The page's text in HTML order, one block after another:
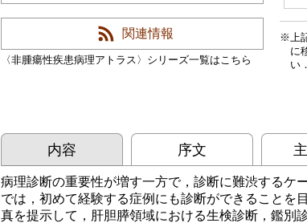
関連情報
〈非腫瘍性疾患病理アトラス〉シリーズ一覧はこちら
上
に
い．
内容 序文
病理診断の重要性が増す一方で，診断に難渋するケ
では，初めて経験する症例にも診断ができることを
真を提示して，肝胆膵領域における生検診断，鑑別